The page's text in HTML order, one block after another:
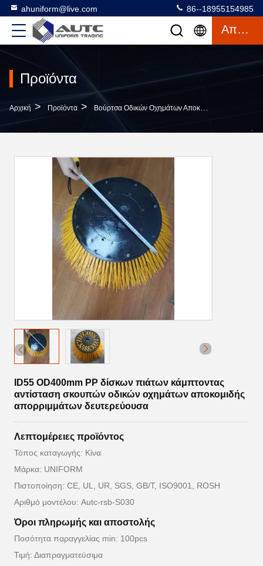
ahuniform@live.com 86--18955154985
Απόσπασμα
Προϊόντα
Αρχική > Προϊόντα > Βούρτσα Οδικών Οχημάτων Αποκομιδής Απορριμμάτων
ID55 OD400mm PP δίσκων πιάτων κάμπτοντας
αντίσταση σκουπών οδικών οχημάτων αποκομιδής
απορριμμάτων δευτερεύουσα
Λεπτομέρειες προϊόντος
Τόπος καταγωγής: Κίνα
Μάρκα: UNIFORM
Πιστοποίηση: CE, UL, UR, SGS, GB/T, ISO9001, ROSH
Αριθμό μοντέλου: Autc-rsb-S030
Όροι πληρωμής και αποστολής
Ποσότητα παραγγελίας min: 100pcs
Τιμή: Διαπραγματεύσιμα